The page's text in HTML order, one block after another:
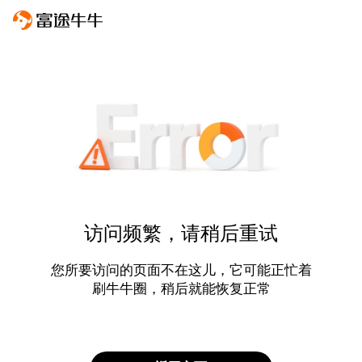
访问频繁，请稍后重试
您所要访问的页面不在这儿，它可能正忙着
刷牛牛圈，稍后就能恢复正常